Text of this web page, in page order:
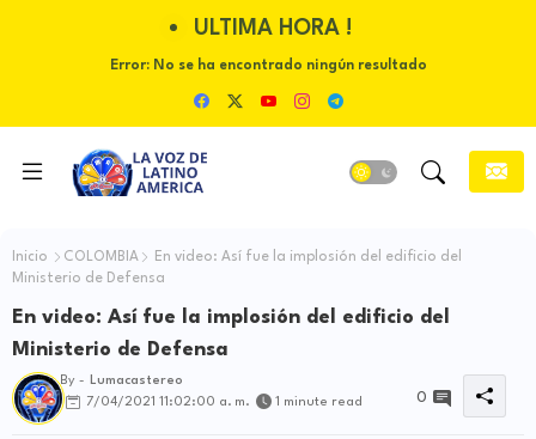
ULTIMA HORA !
Error:No se ha encontrado ningún resultado
Inicio COLOMBIA
En video: Así fue la implosión del edificio del
Ministerio de Defensa
En video: Así fue la implosión del edificio del
Ministerio de Defensa
By -
Lumacastereo
7/04/2021 11:02:00 a. m.
1 minute read 0